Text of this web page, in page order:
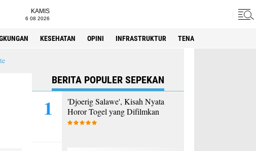
KAMIS
6 08 2026
KESEHATAN OPINI INFRASTRUKTUR TENAGA KERJA
BERITA POPULER SEPEKAN
'Djoerig Salawe', Kisah Nyata
Horor Togel yang Difilmkan